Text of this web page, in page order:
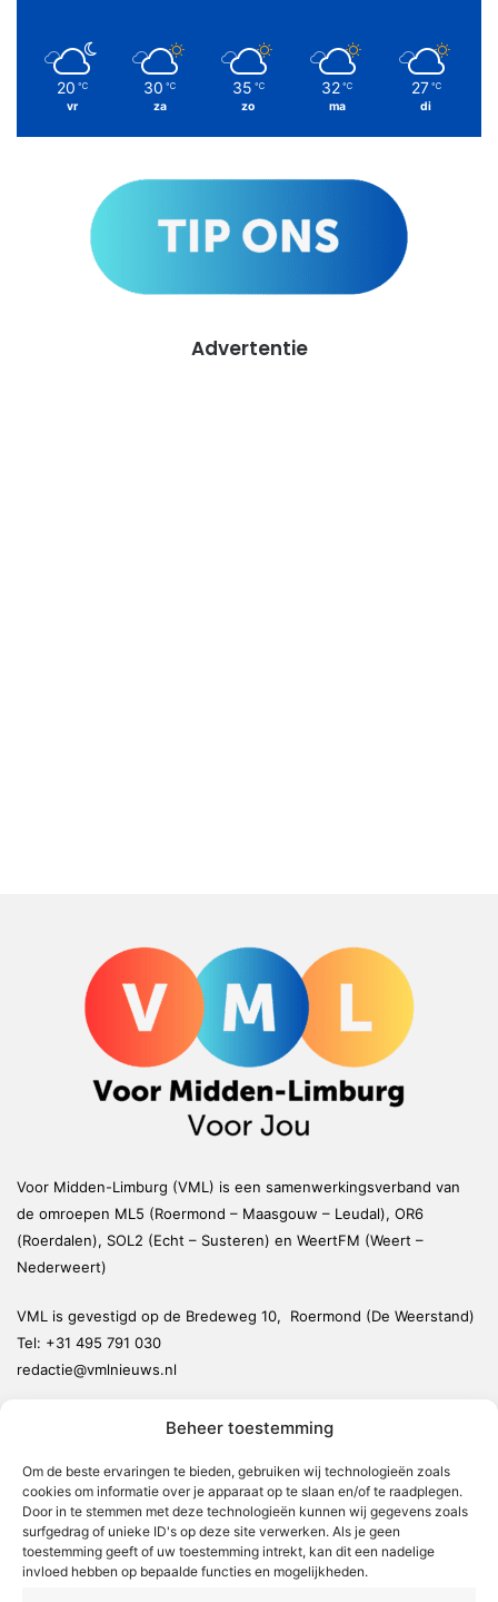
Beheer toestemming
Om de beste ervaringen te bieden, gebruiken wij technologieën zoals
cookies om informatie over je apparaat op te slaan en/of te raadplegen.
Door in te stemmen met deze technologieën kunnen wij gegevens zoals
surfgedrag of unieke ID's op deze site verwerken. Als je geen
toestemming geeft of uw toestemming intrekt, kan dit een nadelige
invloed hebben op bepaalde functies en mogelijkheden.
20 ℃
vr
30 ℃
za
35 ℃
zo
32 ℃
ma
27 ℃
di
Advertentie
Voor Midden-Limburg (VML) is een samenwerkingsverband van
de omroepen ML5 (Roermond – Maasgouw – Leudal), OR6
(Roerdalen), SOL2 (Echt – Susteren) en WeertFM (Weert –
Nederweert)
VML is gevestigd op de Bredeweg 10, Roermond (De Weerstand)
Tel: +31 495 791 030
redactie@vmlnieuws.nl
Leudal
Maasgouw
Echt-Susteren